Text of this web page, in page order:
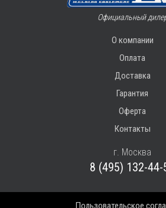
Официальный
О компании
Оплата
Доставка
Гарантия
Оферта
Контакты
г. Москва
8 (495) 132-44-
Пользовательское